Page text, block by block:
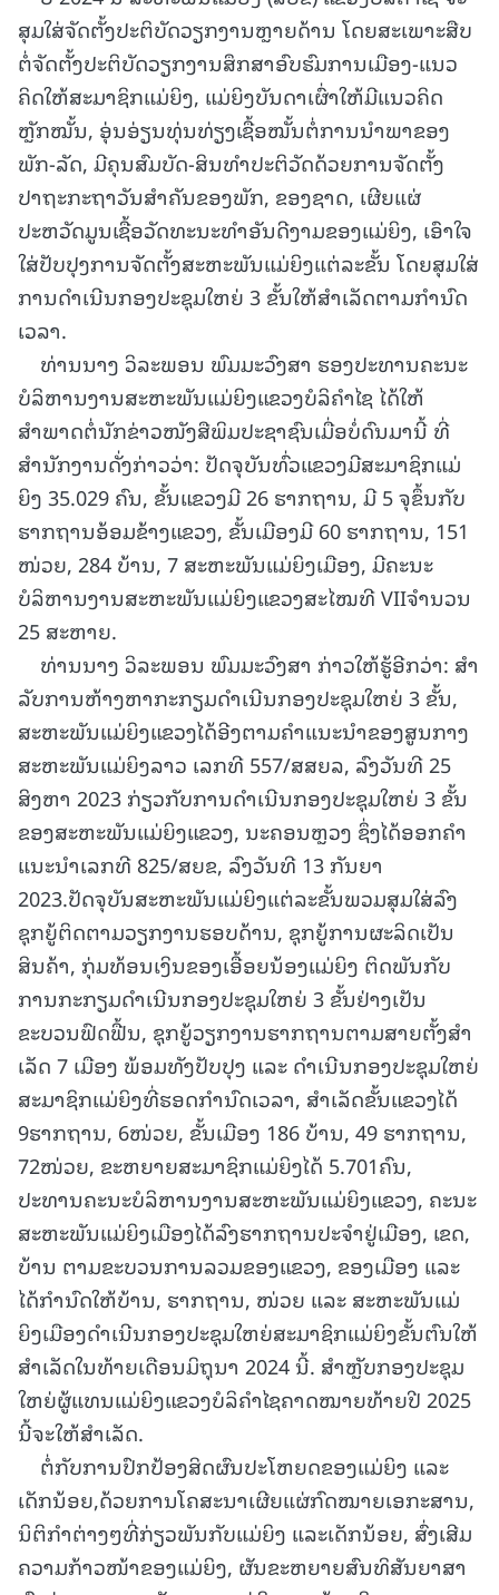
ສຸມໃສ່ຈັດຕັ້ງປະຕິບັດວຽກງານຫຼາຍດ້ານ ໂດຍສະເພາະສືບ
ຕໍ່ຈັດຕັ້ງປະຕິບັດວຽກງານສຶກສາອົບຮົມການເມືອງ-ແນວ
ຄິດໃຫ້ສະມາຊິກແມ່ຍິງ, ແມ່ຍິງບັນດາເຜົ່າໃຫ້ມີແນວຄິດ
ຫຼັກໝັ້ນ, ອຸ່ນອ່ຽນທຸ່ນທ່ຽງເຊື້ອໝັ້ນຕໍ່ການນໍາພາຂອງ
ພັກ-ລັດ, ມີຄຸນສົມບັດ-ສິນທໍາປະຕິວັດດ້ວຍການຈັດຕັ້ງ
ປາຖະກະຖາວັນສໍາຄັນຂອງພັກ, ຂອງຊາດ, ເຜີຍແຜ່
ປະຫວັດມູນເຊື້ອວັດທະນະທໍາອັນດີງາມຂອງແມ່ຍິງ, ເອົາໃຈ
ໃສ່ປັບປຸງການຈັດຕັ້ງສະຫະພັນແມ່ຍິງແຕ່ລະຂັ້ນ ໂດຍສຸມໃສ່
ການດໍາເນີນກອງປະຊຸມໃຫຍ່ 3 ຂັ້ນໃຫ້ສໍາເລັດຕາມກໍານົດ
ເວລາ.
ທ່ານນາງ ວິລະພອນ ພົມມະວົງສາ ຮອງປະທານຄະນະ
ບໍລິຫານງານສະຫະພັນແມ່ຍິງແຂວງບໍລິຄໍາໄຊ ໄດ້ໃຫ້
ສຳພາດຕໍ່ນັກຂ່າວໜັງສືພິມປະຊາຊົນເມື່ອບໍ່ດົນມານີ້ ທີ່
ສຳນັກງານດັ່ງກ່າວວ່າ: ປັດຈຸບັນທົ່ວແຂວງມີສະມາຊິກແມ່
ຍິງ 35.029 ຄົນ, ຂັ້ນແຂວງມີ 26 ຮາກຖານ, ມີ 5 ຈຸຂຶ້ນກັບ
ຮາກຖານອ້ອມຂ້າງແຂວງ, ຂັ້ນເມືອງມີ 60 ຮາກຖານ, 151
ໜ່ວຍ, 284 ບ້ານ, 7 ສະຫະພັນແມ່ຍິງເມືອງ, ມີຄະນະ
ບໍລິຫານງານສະຫະພັນແມ່ຍິງແຂວງສະໄໝທີ VIIຈໍານວນ
25 ສະຫາຍ.
ທ່ານນາງ ວິລະພອນ ພົມມະວົງສາ ກ່າວໃຫ້ຮູ້ອີກວ່າ: ສໍາ
ລັບການຫ້າງຫາກະກຽມດໍາເນີນກອງປະຊຸມໃຫຍ່ 3 ຂັ້ນ,
ສະຫະພັນແມ່ຍິງແຂວງໄດ້ອີງຕາມຄໍາແນະນໍາຂອງສູນກາງ
ສະຫະພັນແມ່ຍິງລາວ ເລກທີ 557/ສສຍລ, ລົງວັນທີ 25
ສິງຫາ 2023 ກ່ຽວກັບການດໍາເນີນກອງປະຊຸມໃຫຍ່ 3 ຂັ້ນ
ຂອງສະຫະພັນແມ່ຍິງແຂວງ, ນະຄອນຫຼວງ ຊຶ່ງໄດ້ອອກຄໍາ
ແນະນໍາເລກທີ 825/ສຍຂ, ລົງວັນທີ 13 ກັນຍາ
2023.ປັດຈຸບັນສະຫະພັນແມ່ຍິງແຕ່ລະຂັ້ນພວມສຸມໃສ່ລົງ
ຊຸກຍູ້ຕິດຕາມວຽກງານຮອບດ້ານ, ຊຸກຍູ້ການຜະລິດເປັນ
ສິນຄ້າ, ກຸ່ມທ້ອນເງິນຂອງເອື້ອຍນ້ອງແມ່ຍິງ ຕິດພັນກັບ
ການກະກຽມດໍາເນີນກອງປະຊຸມໃຫຍ່ 3 ຂັ້ນຢ່າງເປັນ
ຂະບວນຟົດຟື້ນ, ຊຸກຍູ້ວຽກງານຮາກຖານຕາມສາຍຕັ້ງສໍາ
ເລັດ 7 ເມືອງ ພ້ອມທັງປັບປຸງ ແລະ ດໍາເນີນກອງປະຊຸມໃຫຍ່
ສະມາຊິກແມ່ຍິງທີ່ຮອດກໍານົດເວລາ, ສໍາເລັດຂັ້ນແຂວງໄດ້
9ຮາກຖານ, 6ໜ່ວຍ, ຂັ້ນເມືອງ 186 ບ້ານ, 49 ຮາກຖານ,
72ໜ່ວຍ, ຂະຫຍາຍສະມາຊິກແມ່ຍິງໄດ້ 5.701ຄົນ,
ປະທານຄະນະບໍລິຫານງານສະຫະພັນແມ່ຍິງແຂວງ, ຄະນະ
ສະຫະພັນແມ່ຍິງເມືອງໄດ້ລົງຮາກຖານປະຈໍາຢູ່ເມືອງ, ເຂດ,
ບ້ານ ຕາມຂະບວນການລວມຂອງແຂວງ, ຂອງເມືອງ ແລະ
ໄດ້ກໍານົດໃຫ້ບ້ານ, ຮາກຖານ, ໜ່ວຍ ແລະ ສະຫະພັນແມ່
ຍິງເມືອງດໍາເນີນກອງປະຊຸມໃຫຍ່ສະມາຊິກແມ່ຍິງຂັ້ນຕົນໃຫ້
ສໍາເລັດໃນທ້າຍເດືອນມິຖຸນາ 2024 ນີ້. ສໍາຫຼັບກອງປະຊຸມ
ໃຫຍ່ຜູ້ແທນແມ່ຍິງແຂວງບໍລິຄໍາໄຊຄາດໝາຍທ້າຍປີ 2025
ນີ້ຈະໃຫ້ສຳເລັດ.
ຕໍ່ກັບການປົກປ້ອງສິດຜົນປະໂຫຍດຂອງແມ່ຍິງ ແລະ
ເດັກນ້ອຍ,ດ້ວຍການໂຄສະນາເຜີຍແຜ່ກົດໝາຍເອກະສານ,
ນິຕິກໍາຕ່າງໆທີ່ກ່ຽວພັນກັບແມ່ຍິງ ແລະເດັກນ້ອຍ, ສົ່ງເສີມ
ຄວາມກ້າວໜ້າຂອງແມ່ຍິງ, ຜັນຂະຫຍາຍສົນທິສັນຍາສາ